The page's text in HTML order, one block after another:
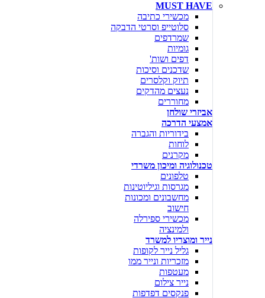
MUST HAVE
מכשירי כתיבה
סלוטייפ וסרטי הדבקה
שמרדפים
גומיות
דפים ושות'
שדכנים וסיכות
תיוק וקלסרים
נעצים מהדקים
מחוררים
אביזרי שולחן
אמצעי הדרכה
בידוריות והגברה
לוחות
מקרנים
טכנולוגיה ומיכון משרדי
טלפונים
מגרסות וגיליוטינות
מחשבונים ומכונות
חישוב
מכשירי ספירלה
ולמינציה
נייר ומוצריו למשרד
גליל נייר לקופות
מזכריות ונייר ממו
מעטפות
נייר צילום
פנקסים דפדפות